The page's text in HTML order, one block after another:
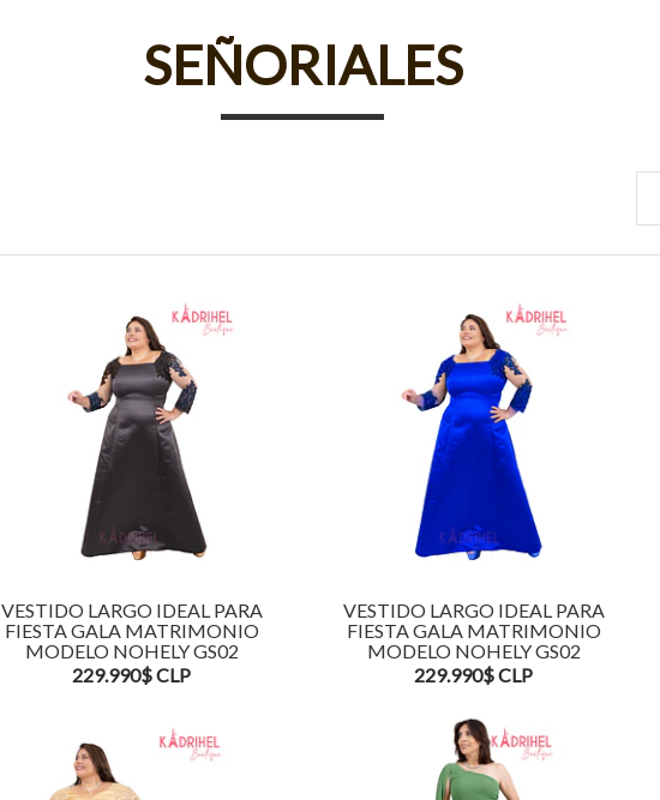
SEÑORIALES
VESTIDO LARGO IDEAL PARA
FIESTA GALA MATRIMONIO
MODELO NOHELY GS02
229.990$ CLP
VESTIDO LARGO IDEAL PARA
FIESTA GALA MATRIMONIO
MODELO NOHELY GS02
229.990$ CLP